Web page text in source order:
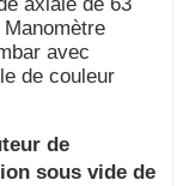
de
sous vide de